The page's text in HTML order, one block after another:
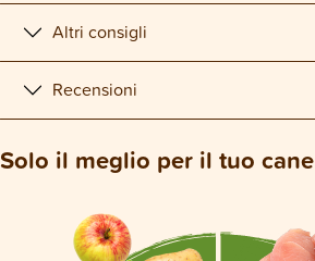
Altri consigli
Recensioni
Solo il meglio per il tuo cane